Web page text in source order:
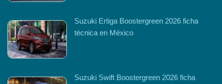
Suzuki Ertiga Boostergreen 2026 ficha
técnica en México
Suzuki Swift Boostergreen 2026 ficha